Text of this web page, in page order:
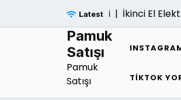
Latest İkinci El
Pamuk
Satışı
Pamuk
Satışı
TIKTOK